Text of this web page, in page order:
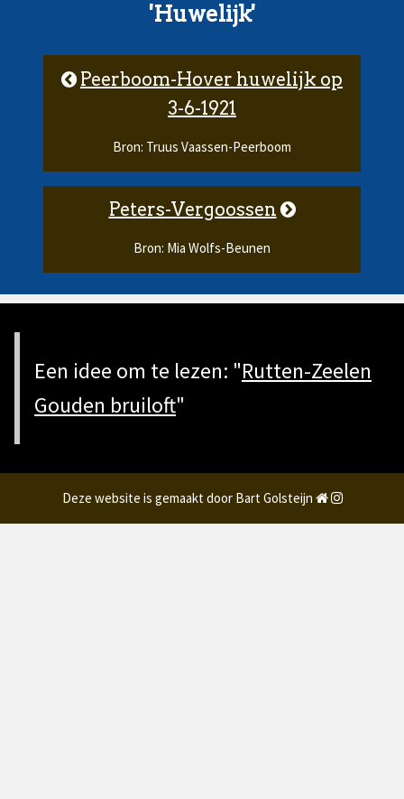
'Huwelijk'
Peerboom-Hover huwelijk op
3-6-1921
Bron: Truus Vaassen-Peerboom
Peters-Vergoossen
Bron: Mia Wolfs-Beunen
Een idee om te lezen: "Rutten-Zeelen
Gouden bruiloft"
Deze website is gemaakt door Bart Golsteijn